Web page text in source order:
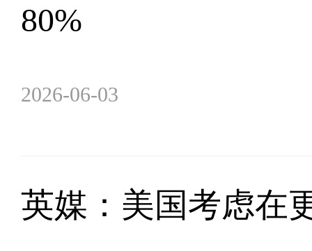
80%
2026-06-03
英媒：美国考虑在